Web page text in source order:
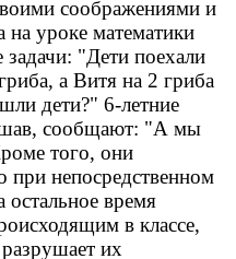
соображениями и
на уроке математики
задачи: "Дети поехали
а Витя на 2 гриба
дети?" 6-летние
сообщают: "А мы
того, они
при непосредственном
время
в классе,
их